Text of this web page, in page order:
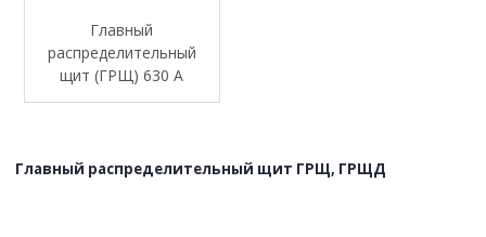
Главный
распределительный
щит (ГРЩ) 630 А
Главный распределительный щит ГРЩ, ГРЩД